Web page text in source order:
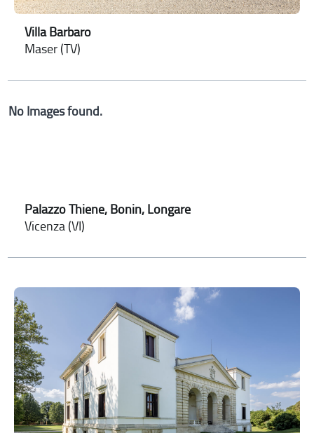
Villa Barbaro
Maser (TV)
No Images found.
Palazzo Thiene, Bonin, Longare
Vicenza (VI)